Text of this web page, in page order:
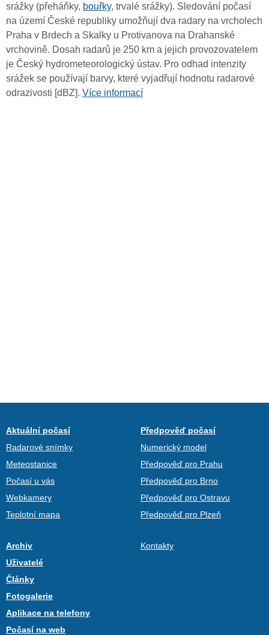
srážky (přeháňky, bouřky, trvalé srážky). Sledování počasí
na území České republiky umožňují dva radary na vrcholech
Praha v Brdech a Skalky u Protivanova na Drahanské
vrchovině. Dosah radarů je 250 km a jejich provozovatelem
je Český hydrometeorologický ústav. Pro odhad intenzity
srážek se používají barvy, které vyjadřují hodnotu radarové
odrazivosti [dBZ]. Více informací
Aktuální počasí
Radarové snímky
Meteostanice
Počasí u vás
Webkamery
Teplotní mapa
Předpověď počasí
Numerický model
Předpověď pro Prahu
Předpověď pro Brno
Předpověď pro Ostravu
Předpověď pro Plzeň
Archiv
Uživatelé
Články
Fotogalerie
Aplikace na telefony
Počasí na web
Kontakty